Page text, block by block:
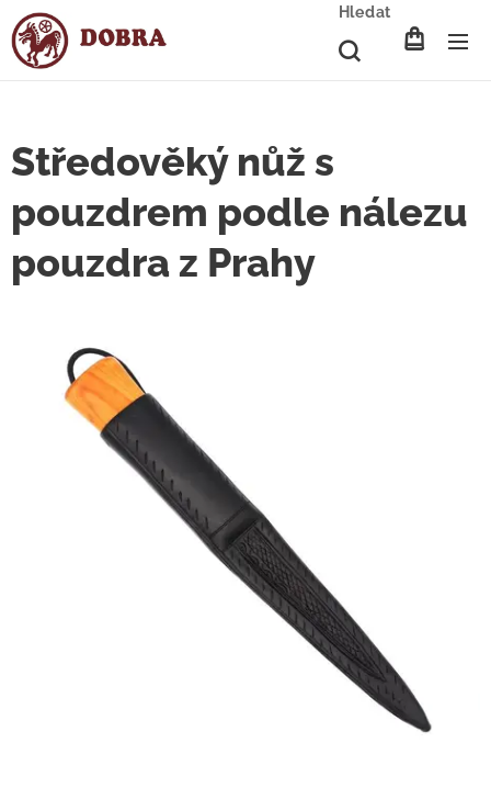
Hledat
Středověký nůž s
pouzdrem podle nálezu
pouzdra z Prahy